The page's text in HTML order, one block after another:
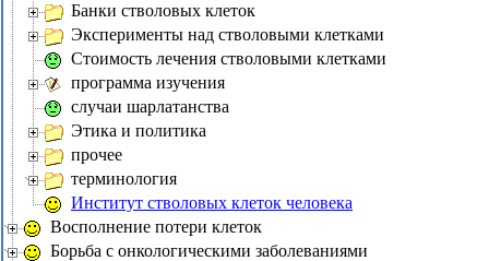
Банки стволовых клеток
Эксперименты над стволовыми клетками
Стоимость лечения стволовыми клетками
программа изучения
случаи шарлатанства
Этика и политика
прочее
терминология
Институт стволовых клеток человека
Восполнение потери клеток
Борьба с онкологическими заболеваниями